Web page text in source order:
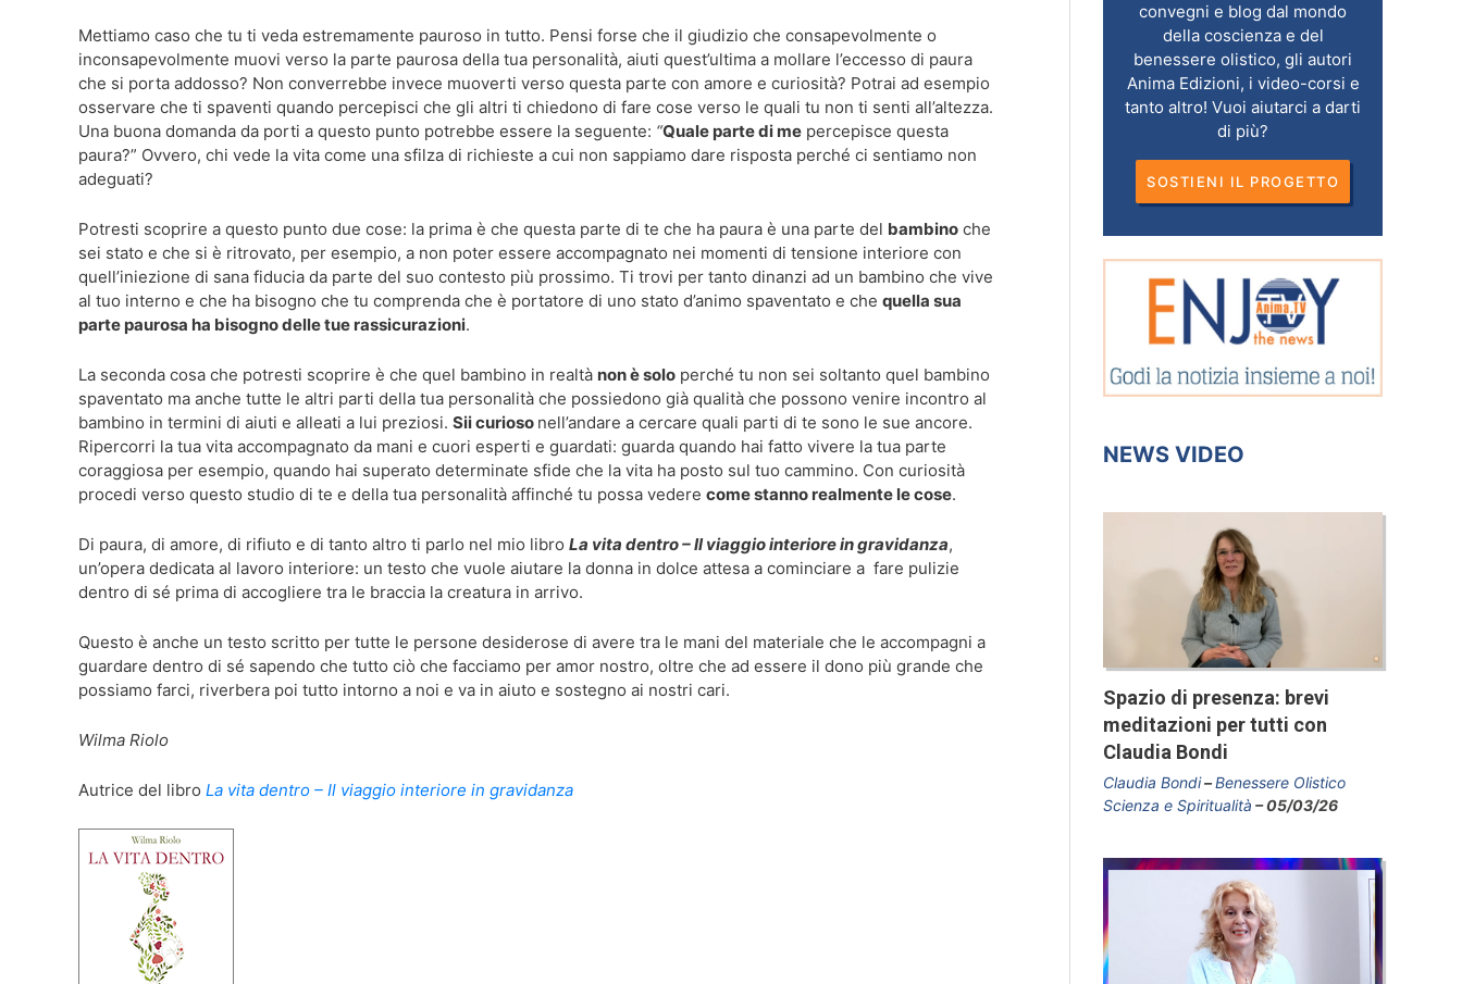
Mettiamo caso che tu ti veda estremamente pauroso in tutto. Pensi forse che il giudizio che consapevolmente o
inconsapevolmente muovi verso la parte paurosa della tua personalità, aiuti quest’ultima a mollare l’eccesso di paura
che si porta addosso? Non converrebbe invece muoverti verso questa parte con amore e curiosità? Potrai ad esempio
osservare che ti spaventi quando percepisci che gli altri ti chiedono di fare cose verso le quali tu non ti senti all’altezza.
Una buona domanda da porti a questo punto potrebbe essere la seguente: “Quale parte di me percepisce questa
paura?” Ovvero, chi vede la vita come una sfilza di richieste a cui non sappiamo dare risposta perché ci sentiamo non
adeguati?
Potresti scoprire a questo punto due cose: la prima è che questa parte di te che ha paura è una parte del bambino che
sei stato e che si è ritrovato, per esempio, a non poter essere accompagnato nei momenti di tensione interiore con
quell’iniezione di sana fiducia da parte del suo contesto più prossimo. Ti trovi per tanto dinanzi ad un bambino che vive
al tuo interno e che ha bisogno che tu comprenda che è portatore di uno stato d’animo spaventato e che quella sua
parte paurosa ha bisogno delle tue rassicurazioni.
La seconda cosa che potresti scoprire è che quel bambino in realtà non è solo perché tu non sei soltanto quel bambino
spaventato ma anche tutte le altri parti della tua personalità che possiedono già qualità che possono venire incontro al
bambino in termini di aiuti e alleati a lui preziosi. Sii curioso nell’andare a cercare quali parti di te sono le sue ancore.
Ripercorri la tua vita accompagnato da mani e cuori esperti e guardati: guarda quando hai fatto vivere la tua parte
coraggiosa per esempio, quando hai superato determinate sfide che la vita ha posto sul tuo cammino. Con curiosità
procedi verso questo studio di te e della tua personalità affinché tu possa vedere come stanno realmente le cose.
Di paura, di amore, di rifiuto e di tanto altro ti parlo nel mio libro La vita dentro – Il viaggio interiore in gravidanza,
un’opera dedicata al lavoro interiore: un testo che vuole aiutare la donna in dolce attesa a cominciare a fare pulizie
dentro di sé prima di accogliere tra le braccia la creatura in arrivo.
Questo è anche un testo scritto per tutte le persone desiderose di avere tra le mani del materiale che le accompagni a
guardare dentro di sé sapendo che tutto ciò che facciamo per amor nostro, oltre che ad essere il dono più grande che
possiamo farci, riverbera poi tutto intorno a noi e va in aiuto e sostegno ai nostri cari.
Wilma Riolo
Autrice del libro La vita dentro – Il viaggio interiore in gravidanza
convegni e blog dal mondo
della coscienza e del
benessere olistico, gli autori
Anima Edizioni, i video-corsi e
tanto altro! Vuoi aiutarci a darti
di più?
SOSTIENI IL PROGETTO
NEWS VIDEO
Spazio di presenza: brevi
meditazioni per tutti con
Claudia Bondi
Claudia Bondi
Benessere Olistico
Scienza e Spiritualità
05/03/26